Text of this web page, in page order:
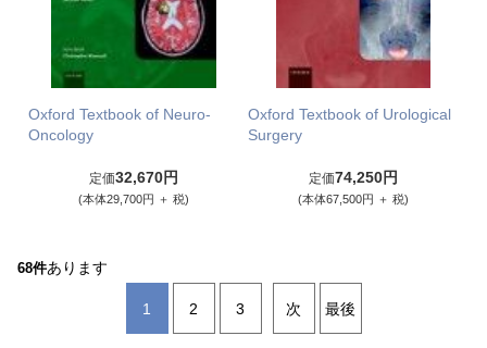
Oxford Textbook of Neuro-
Oncology
定価32,670円
(本体29,700円 ＋ 税)
Oxford Textbook of Urological
Surgery
定価74,250円
(本体67,500円 ＋ 税)
68件あります
1 2 3 次 最後